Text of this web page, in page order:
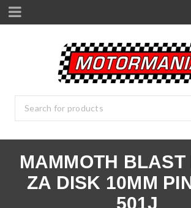
MAMMOTH BLAST
ZA DISK 10MM
501J